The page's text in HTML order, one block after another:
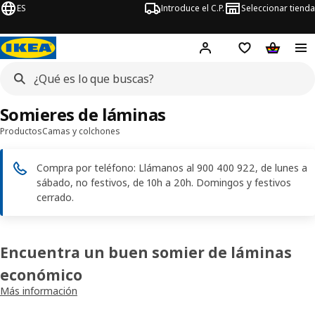
ES Introduce el C.P. Seleccionar tienda
Hej! Iniciar sesión
Lista de deseos
Carrito
ProductosCamas y colchones
Compra por teléfono: Llámanos al 900 400 922, de lunes a
sábado, no festivos, de 10h a 20h. Domingos y festivos
cerrado.
Somieres de láminas
Encuentra un buen somier de láminas
económico
Puedes combinar un somier de láminas que elijas con cualquiera de
Más información